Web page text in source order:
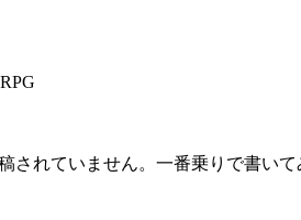
されていません。一番乗りで書いて